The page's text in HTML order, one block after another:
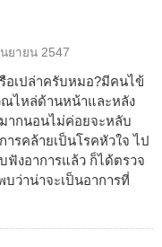
ยายน 2547
อเปล่าครับหมอ?มีคนไข้
ณไหล่ด้านหน้าและหลัง
ากนอนไม่ค่อยจะหลับ
ารคล้ายเป็นโรคหัวใจ ไป
งอาการแล้ว ก็ได้ตรวจ
บว่าน่าจะเป็นอาการที่